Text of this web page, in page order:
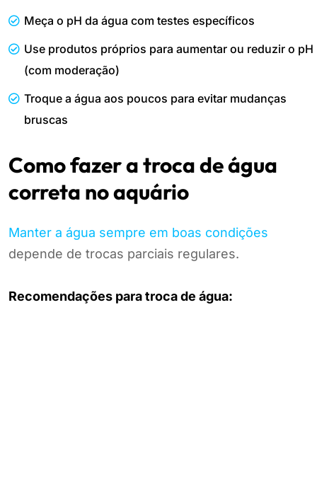
Meça o pH da água com testes específicos
Use produtos próprios para aumentar ou reduzir o pH
(com moderação)
Troque a água aos poucos para evitar mudanças
bruscas
Como fazer a troca de água
correta no aquário
Manter a água sempre em boas condições
depende de trocas parciais regulares.
Recomendações para troca de água: